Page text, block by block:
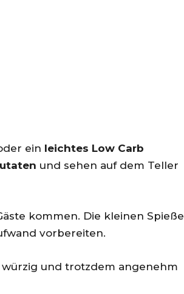
ein leichtes Low Carb
und sehen auf dem Teller
kommen. Die kleinen Spieße
vorbereiten.
würzig und trotzdem angenehm